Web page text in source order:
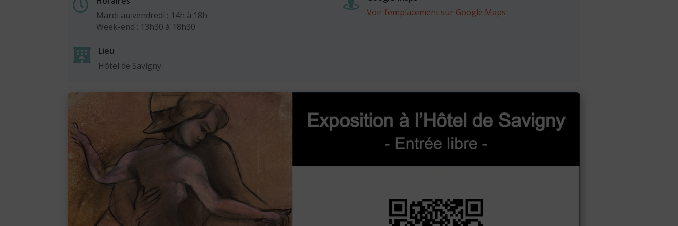

Mardi au vendredi : 14h à 18h
Week-end : 13h30 à 18h30

Lieu
Hôtel de Savigny
Voir l’emplacement sur Google Maps